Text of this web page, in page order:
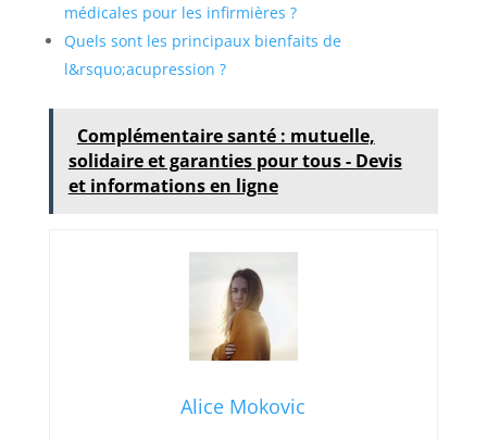
médicales pour les infirmières ?
Quels sont les principaux bienfaits de
l&rsquo;acupression ?
Complémentaire santé : mutuelle,
solidaire et garanties pour tous - Devis
et informations en ligne
Alice Mokovic